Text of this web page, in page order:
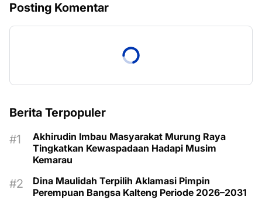
Posting Komentar
Berita Terpopuler
Akhirudin Imbau Masyarakat Murung Raya
Tingkatkan Kewaspadaan Hadapi Musim
Kemarau
Dina Maulidah Terpilih Aklamasi Pimpin
Perempuan Bangsa Kalteng Periode 2026–2031